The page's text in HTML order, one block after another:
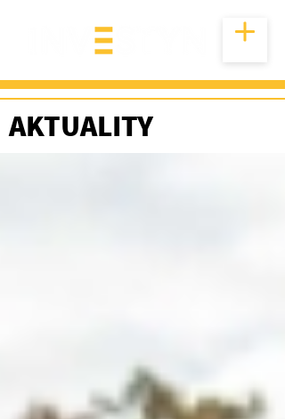
AKTUALITY